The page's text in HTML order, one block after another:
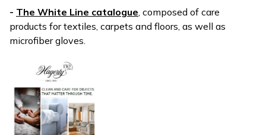
- The White Line catalogue , composed of care
products for textiles, carpets and floors, as well as
microfiber gloves.